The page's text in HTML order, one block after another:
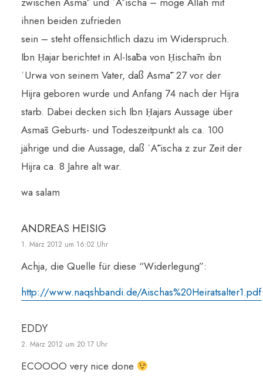
ihnen beiden zufrieden
sein – steht offensichtlich dazu im Widerspruch.
Ibn Ḥajar berichtet in Al-Isāba von Ḥischām ibn
ʿUrwa von seinem Vater, daß Asmā’ 27 vor der
Hijra geboren wurde und Anfang 74 nach der Hijra
starb. Dabei decken sich Ibn Ḥajars Aussage über
Asmās Geburts- und Todeszeitpunkt als ca. 100
jährige und die Aussage, daß ʿĀ’ischa z zur Zeit der
Hijra ca. 8 Jahre alt war.
wa salam
ANDREAS HEISIG
1. März 2012 um 16:02 Uhr
Achja, die Quelle für diese “Widerlegung”:
http://www.naqshbandi.de/Aischas%20Heiratsalter1.pdf
EDDY
2. März 2012 um 20:17 Uhr
ECOOOO very nice done